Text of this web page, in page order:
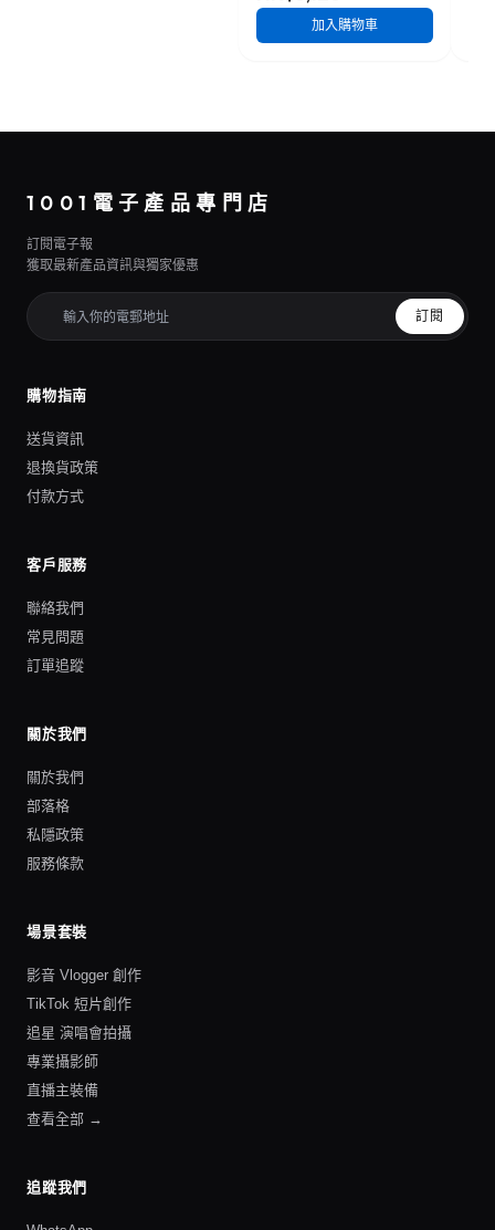
加入購物車
1001電子產品專門店
訂閱電子報
獲取最新產品資訊與獨家優惠
訂閱
購物指南
送貨資訊
退換貨政策
付款方式
客戶服務
聯絡我們
常見問題
訂單追蹤
關於我們
關於我們
部落格
私隱政策
服務條款
場景套裝
影音 Vlogger 創作
TikTok 短片創作
追星 演唱會拍攝
專業攝影師
直播主裝備
查看全部 →
追蹤我們